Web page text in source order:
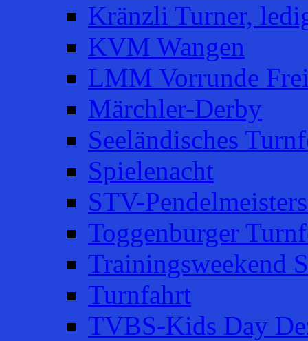
Kränzli Turner,
KVM Wangen
LMM Vorrunde
Märchler-Derby
Seeländisches
Spielenacht
STV-
Toggenburger
Trainingsweekend
Turnfahrt
TVBS-Kids Day